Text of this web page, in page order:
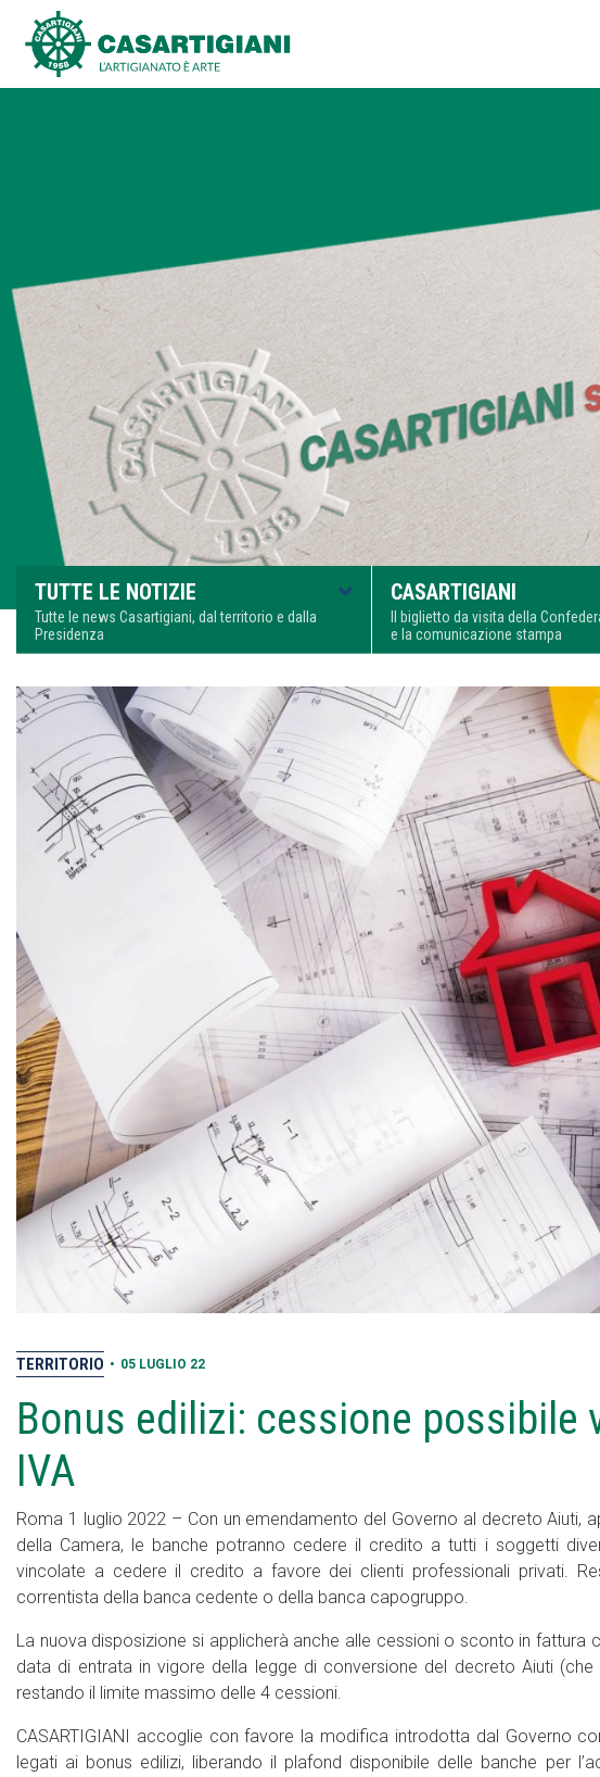
TUTTE LE NOTIZIE
Tutte le news Casartigiani, dal territorio e dalla
Presidenza
CASARTIGIANI
Il biglietto da visita della
e la comunicazione stampa
TERRITORIO • 05 LUGLIO 22
Bonus edilizi: cessione possibile
IVA
Roma 1 luglio 2022 – Con un emendamento del Governo al decreto Aiuti,
della Camera, le banche potranno cedere il credito a tutti i soggetti
vincolate a cedere il credito a favore dei clienti professionali privati.
correntista della banca cedente o della banca capogruppo.
La nuova disposizione si applicherà anche alle cessioni o sconto in fattura
data di entrata in vigore della legge di conversione del decreto Aiuti
restando il limite massimo delle 4 cessioni.
CASARTIGIANI accoglie con favore la modifica introdotta dal Governo
legati ai bonus edilizi, liberando il plafond disponibile delle banche per